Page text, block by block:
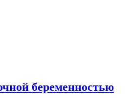
беременностью